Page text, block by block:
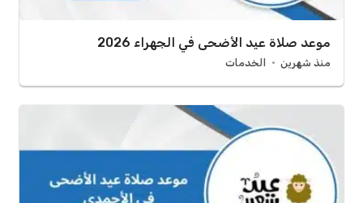
موعد صلاة عيد الأضحى في الجهراء 2026
منذ شهرين الخدمات